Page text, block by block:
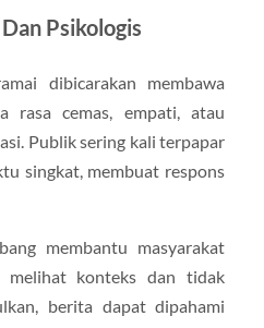
Psikologis
dibicarakan membawa
rasa cemas, empati, atau
Publik sering kali terpapar
singkat, membuat respons
membantu masyarakat
melihat konteks dan tidak
berita dapat dipahami